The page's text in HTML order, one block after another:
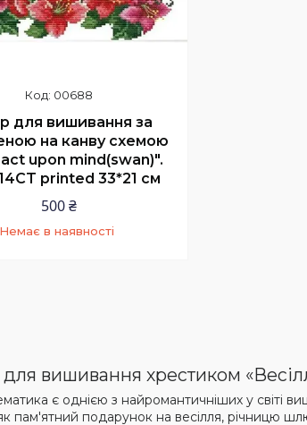
00688
для вишивання за
на канву схемою
upon mind(swan)".
printed 33*21 см
500 ₴
Немає в наявності
вишивання хрестиком
є однією з найромантичніших у
пам'ятний подарунок на весілля, річницю